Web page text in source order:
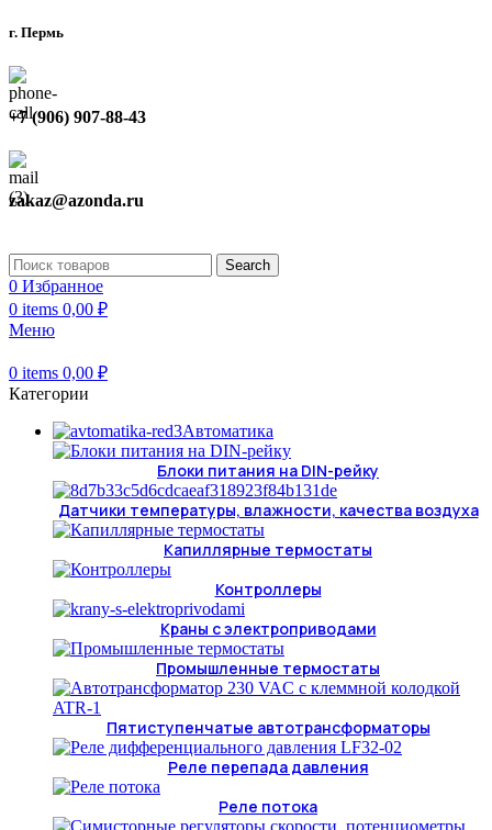
г. Пермь
+7 (906) 907-88-43
zakaz@azonda.ru
Search
0 Избранное
0 items 0,00 ₽
Меню
0 items 0,00 ₽
Категории
Автоматика
Блоки питания на DIN-рейку
Датчики температуры, влажности, качества воздуха
Капиллярные термостаты
Контроллеры
Краны с электроприводами
Промышленные термостаты
Пятиступенчатые автотрансформаторы
Реле перепада давления
Реле потока